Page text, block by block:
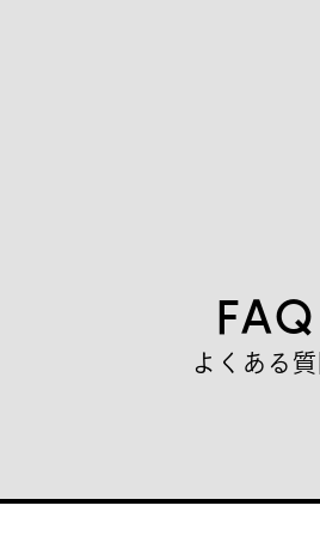
FAQ
よ く あ る 質